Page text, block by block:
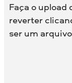
Faça o upload
reverter
ser um